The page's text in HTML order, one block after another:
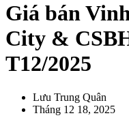
Giá bán
City &
T12/2025
Lưu Trung Quân
Tháng 12 18, 2025